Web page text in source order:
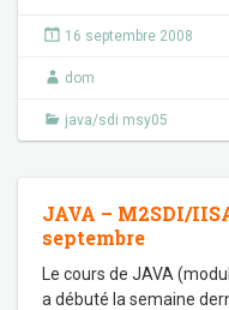
16 septembre 2008
dom
java/sdi msy05
JAVA – M2SDI/
septembre
Le cours de JAVA
a débuté la semaine